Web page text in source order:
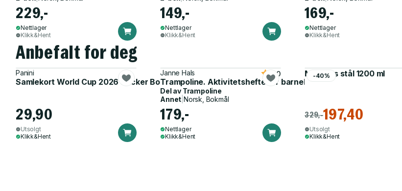
229,-
Nettlager
Klikk&Hent
149,-
Nettlager
Klikk&Hent
169,-
Nettlager
Klikk&Hent
Anbefalt for deg
Panini
Samlekort World Cup 2026 Sticker Booster
29,90
Utsolgt
Klikk&Hent
Janne Hals
Trampoline. Aktivitetshefte for barnehagen
5.0
Del av Trampoline
Annet Norsk, Bokmål
179,-
Nettlager
Klikk&Hent
-40%
Matboks stål 1200 ml
329,-197,40
Utsolgt
Klikk&Hent